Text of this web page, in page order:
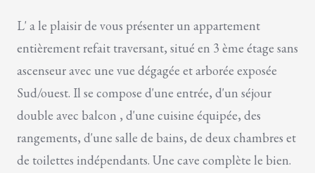
L' a le plaisir de vous présenter un appartement
entièrement refait traversant, situé en 3 ème étage sans
ascenseur avec une vue dégagée et arborée exposée
Sud/ouest. Il se compose d'une entrée, d'un séjour
double avec balcon , d'une cuisine équipée, des
rangements, d'une salle de bains, de deux chambres et
de toilettes indépendants. Une cave complète le bien.